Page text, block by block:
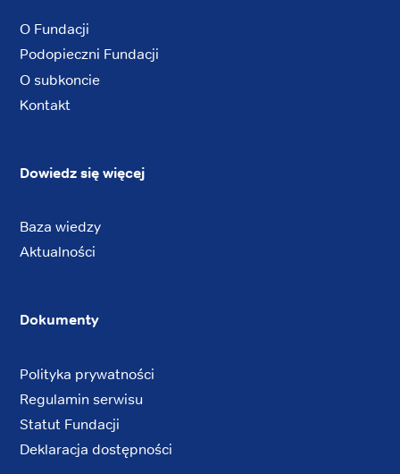
O Fundacji
Podopieczni Fundacji
O subkoncie
Kontakt
Dowiedz się więcej
Baza wiedzy
Aktualności
Dokumenty
Polityka prywatności
Regulamin serwisu
Statut Fundacji
Deklaracja dostępności